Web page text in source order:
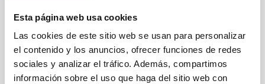
Esta página web usa cookies
Las cookies de este sitio web se usan para personalizar
el contenido y los anuncios, ofrecer funciones de redes
sociales y analizar el tráfico. Además, compartimos
información sobre el uso que haga del sitio web con
Claudio Dalla Vecchia
En ejecución